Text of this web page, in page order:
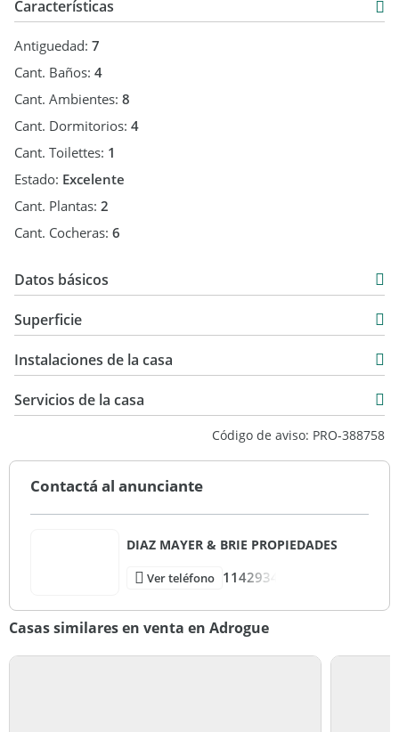
Características
Antiguedad: 7
Cant. Baños: 4
Cant. Ambientes: 8
Cant. Dormitorios: 4
Cant. Toilettes: 1
Estado: Excelente
Cant. Plantas: 2
Cant. Cocheras: 6
Datos básicos
USD 830.000
Superficie
495 m2
495 m2
Instalaciones de la casa
Servicios de la casa
Código de aviso: PRO-388758
Contactá al anunciante
DIAZ MAYER & BRIE PROPIEDADES
Ver teléfono 1142934
Casas similares en venta en Adrogue